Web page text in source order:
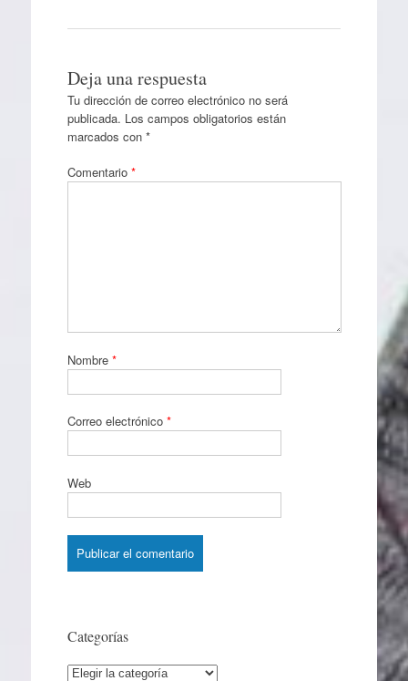
Deja una respuesta
Tu dirección de correo electrónico no será
publicada. Los campos obligatorios están
marcados con *
Comentario *
Nombre *
Correo electrónico *
Web
Categorías
Categorías